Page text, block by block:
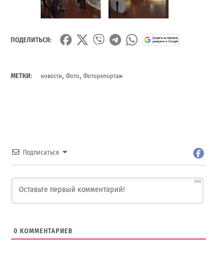
ПОДЕЛИТЬСЯ:
МЕТКИ: новости,Фото,Фоторепортаж
Подписаться
500
0 КОММЕНТАРИЕВ